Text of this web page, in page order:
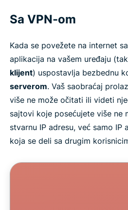
Sa VPN-om
Kada se povežete na internet
aplikacija na vašem uređaju
klijent) uspostavlja bezbednu
serverom. Vaš saobraćaj
više ne može očitati ili videti
sajtovi koje posećujete više ne
stvarnu IP adresu, već samo IP
koja se deli sa drugim